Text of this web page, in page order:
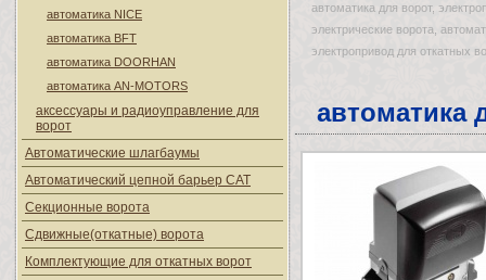
автоматика NICE
автоматика BFT
автоматика DOORHAN
автоматика AN-MOTORS
аксессуары и радиоуправление для
ворот
Автоматические шлагбаумы
Автоматический цепной барьер CAT
Секционные ворота
Сдвижные(откатные) ворота
Комплектующие для откатных ворот
автоматика для ворот,
электрические ворота,
электропривод для откатных
автоматика